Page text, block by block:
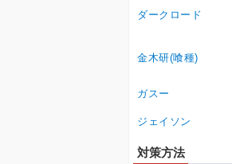
ダークロード
金木研(喰種)
ガスー
ジェイソン
対策方法